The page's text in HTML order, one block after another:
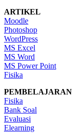
ARTIKEL
Moodle
Photoshop
WordPress
MS Excel
MS Word
MS Power Point
Fisika
PEMBELAJARAN
Fisika
Bank Soal
Evaluasi
Elearning